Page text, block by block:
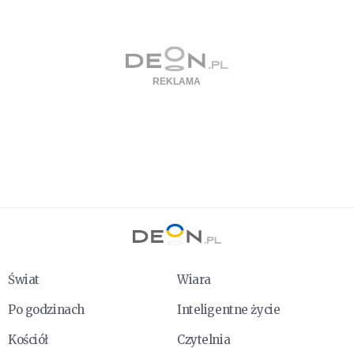
Świat
Wiara
Po godzinach
Inteligentne życie
Kościół
Czytelnia